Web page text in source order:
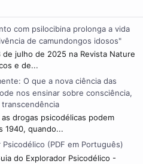
com psilocibina prolonga a vida
de camundongos idosos"
julho de 2025 na Revista Nature
e de...
O que a nova ciência das
nos ensinar sobre consciência,
drogas psicodélicas podem
1940, quando...
(PDF em Português)
do Explorador Psicodélico -